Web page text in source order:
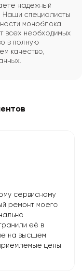
надежный
Наши специалисты
моноблока
всех необходимых
в полную
качество,
сервисному
ремонт моего
её в
на высшем
цены.